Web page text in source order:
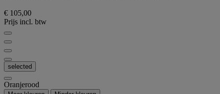
€ 105,00
Prijs incl. btw
selected
Oranjerood